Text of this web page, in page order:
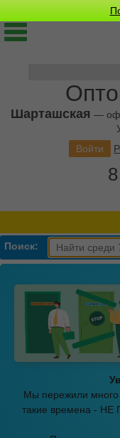
Шарташская —
Войти
Поиск:
Мы пережили много
такие времена -